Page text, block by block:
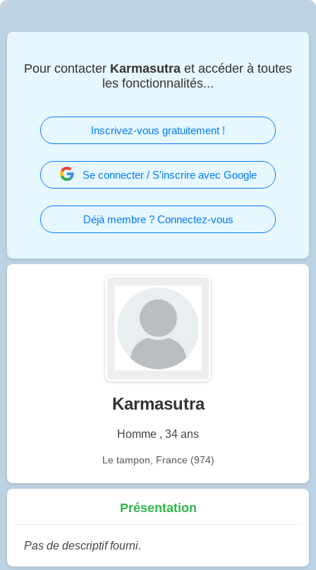
Pour contacter Karmasutra et accéder à toutes
les fonctionnalités...
Inscrivez-vous gratuitement !
Se connecter / S'inscrire avec Google
Déjà membre ? Connectez-vous
Karmasutra
Homme , 34 ans
Le tampon, France (974)
Présentation
Pas de descriptif fourni.